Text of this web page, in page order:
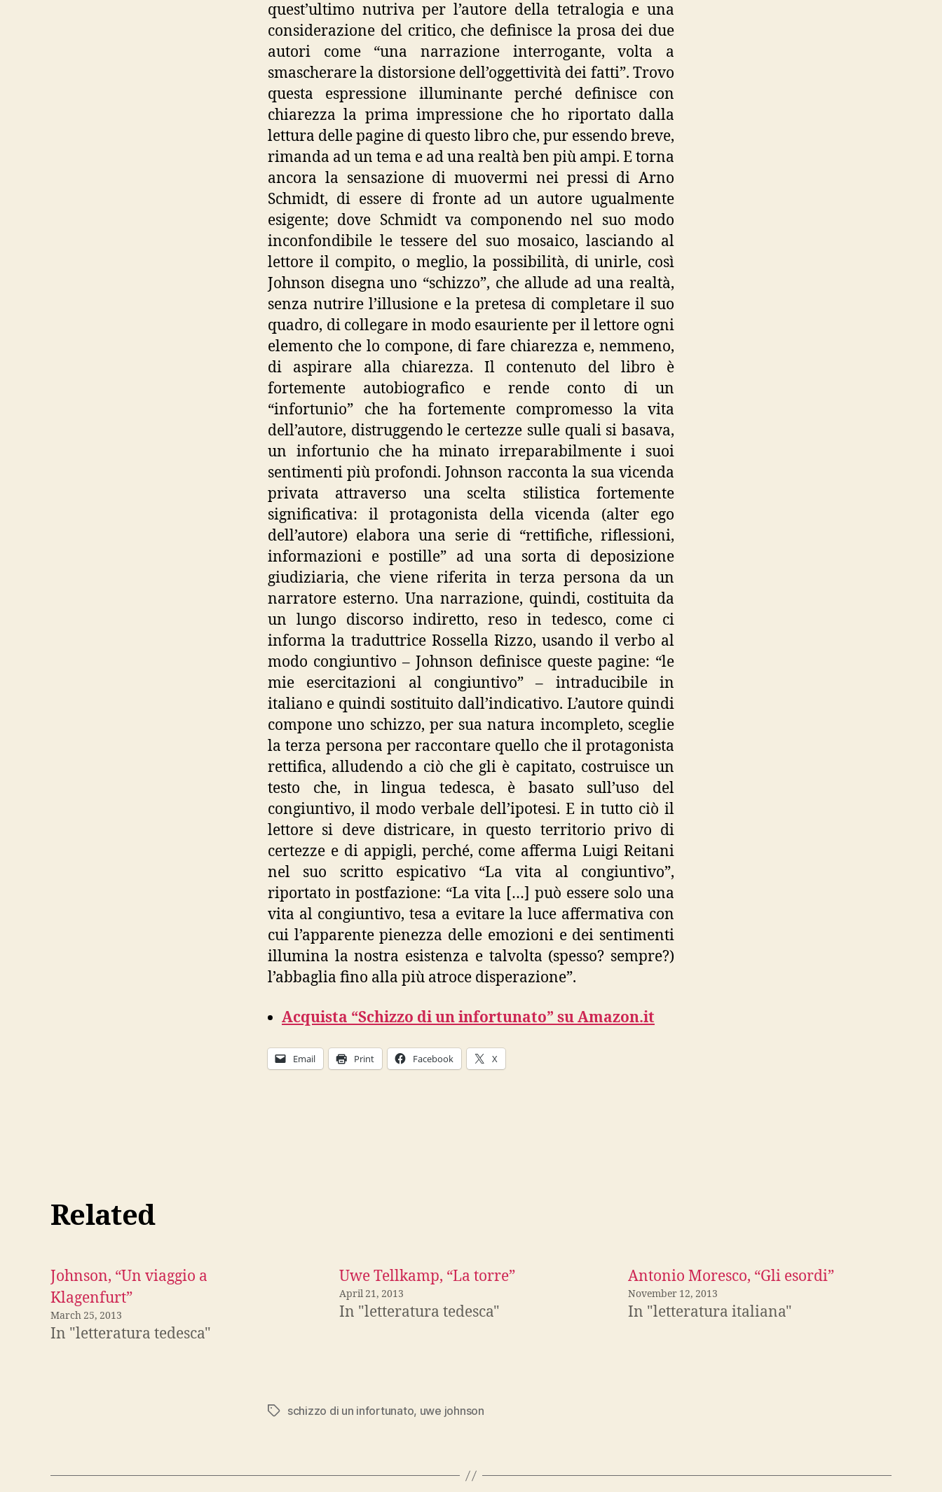
quest’ultimo nutriva per l’autore della tetralogia e una
considerazione del critico, che definisce la prosa dei due
autori come “una narrazione interrogante, volta a
smascherare la distorsione dell’oggettività dei fatti”. Trovo
questa espressione illuminante perché definisce con
chiarezza la prima impressione che ho riportato dalla
lettura delle pagine di questo libro che, pur essendo breve,
rimanda ad un tema e ad una realtà ben più ampi. E torna
ancora la sensazione di muovermi nei pressi di Arno
Schmidt, di essere di fronte ad un autore ugualmente
esigente; dove Schmidt va componendo nel suo modo
inconfondibile le tessere del suo mosaico, lasciando al
lettore il compito, o meglio, la possibilità, di unirle, così
Johnson disegna uno “schizzo”, che allude ad una realtà,
senza nutrire l’illusione e la pretesa di completare il suo
quadro, di collegare in modo esauriente per il lettore ogni
elemento che lo compone, di fare chiarezza e, nemmeno,
di aspirare alla chiarezza. Il contenuto del libro è
fortemente autobiografico e rende conto di un
“infortunio” che ha fortemente compromesso la vita
dell’autore, distruggendo le certezze sulle quali si basava,
un infortunio che ha minato irreparabilmente i suoi
sentimenti più profondi. Johnson racconta la sua vicenda
privata attraverso una scelta stilistica fortemente
significativa: il protagonista della vicenda (alter ego
dell’autore) elabora una serie di “rettifiche, riflessioni,
informazioni e postille” ad una sorta di deposizione
giudiziaria, che viene riferita in terza persona da un
narratore esterno. Una narrazione, quindi, costituita da
un lungo discorso indiretto, reso in tedesco, come ci
informa la traduttrice Rossella Rizzo, usando il verbo al
modo congiuntivo – Johnson definisce queste pagine: “le
mie esercitazioni al congiuntivo” – intraducibile in
italiano e quindi sostituito dall’indicativo. L’autore quindi
compone uno schizzo, per sua natura incompleto, sceglie
la terza persona per raccontare quello che il protagonista
rettifica, alludendo a ciò che gli è capitato, costruisce un
testo che, in lingua tedesca, è basato sull’uso del
congiuntivo, il modo verbale dell’ipotesi. E in tutto ciò il
lettore si deve districare, in questo territorio privo di
certezze e di appigli, perché, come afferma Luigi Reitani
nel suo scritto espicativo “La vita al congiuntivo”,
riportato in postfazione: “La vita […] può essere solo una
vita al congiuntivo, tesa a evitare la luce affermativa con
cui l’apparente pienezza delle emozioni e dei sentimenti
illumina la nostra esistenza e talvolta (spesso? sempre?)
l’abbaglia fino alla più atroce disperazione”.
Acquista “Schizzo di un infortunato” su Amazon.it
Email Print Facebook X
Related
Johnson, “Un viaggio a
Klagenfurt”
March 25, 2013
In "letteratura tedesca"
Uwe Tellkamp, “La torre”
April 21, 2013
In "letteratura tedesca"
Antonio Moresco, “Gli esordi”
November 12, 2013
In "letteratura italiana"
Tagsschizzo di un infortunato, uwe johnson